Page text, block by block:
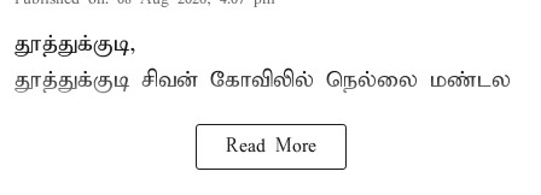
தூத்துக்குடி,
தூத்துக்குடி சிவன் கோவிலில் நெல்லை மண்டல
Read More